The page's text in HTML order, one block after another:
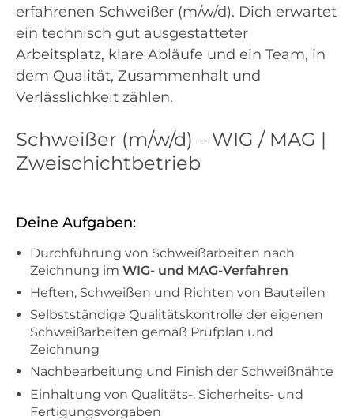
erfahrenen Schweißer (m/w/d). Dich erwartet
ein technisch gut ausgestatteter
Arbeitsplatz, klare Abläufe und ein Team, in
dem Qualität, Zusammenhalt und
Verlässlichkeit zählen.
Schweißer (m/w/d) – WIG / MAG |
Zweischichtbetrieb
Deine Aufgaben:
Durchführung von Schweißarbeiten nach
Zeichnung im WIG- und MAG-Verfahren
Heften, Schweißen und Richten von Bauteilen
Selbstständige Qualitätskontrolle der eigenen
Schweißarbeiten gemäß Prüfplan und
Zeichnung
Nachbearbeitung und Finish der Schweißnähte
Einhaltung von Qualitäts-, Sicherheits- und
Fertigungsvorgaben